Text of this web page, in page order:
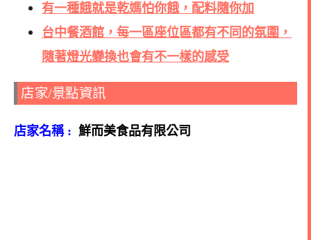
有一種餓就是乾媽怕你餓，配料隨你加
台中餐酒館，每一區座位區都有不同的氛圍，
隨著燈光變換也會有不一樣的感受
店家/景點資訊
店家名稱 : 鮮而美食品有限公司